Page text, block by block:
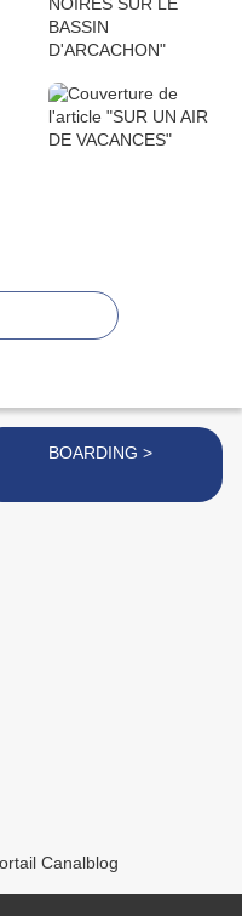
BOARDING >
Canalblog